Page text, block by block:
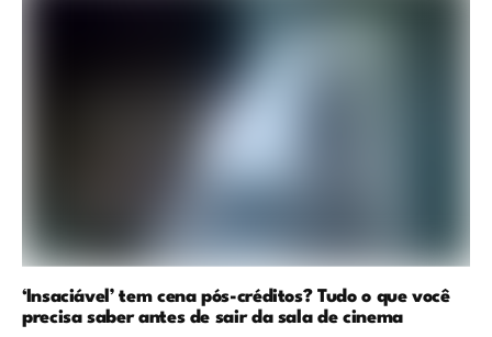
‘Insaciável’ tem cena pós-créditos? Tudo o que você
precisa saber antes de sair da sala de cinema